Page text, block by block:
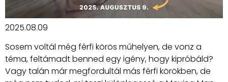
2025.08.09
Sosem voltál még férfi körös műhelyen, de vonz a
téma, feltámadt benned egy igény, hogy kipróbáld?
Vagy talán már megfordultál más férfi körökben, de